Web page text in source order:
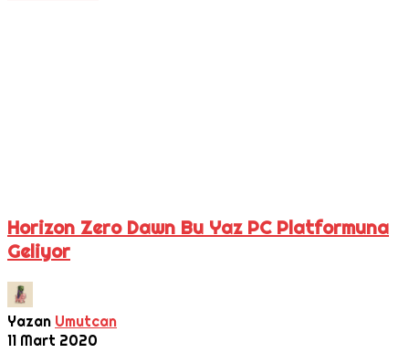
Horizon Zero Dawn Bu Yaz PC Platformuna
Geliyor
Yazan Umutcan
11 Mart 2020